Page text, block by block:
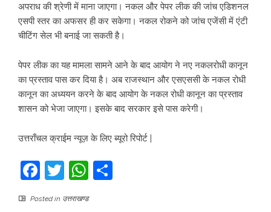
अपराध की श्रेणी में माना जाएगा। नकल और पेपर लीक की जांच एडिशनल
एसपी स्तर का अफसर ही कर सकेगा। नकल रोकने को जांच एजेंसी में एंटी
चीटिंग सेल भी बनाई जा सकती है।
पेपर लीक का यह मामला सामने आने के बाद आयोग ने नए नकलरोधी कानून
का प्रस्ताव पास कर दिया है। अब राजस्थान और एसएससी के नकल रोधी
कानून का अध्ययन करने के बाद आयोग के नकल रोधी कानून का प्रस्ताव
शासन को भेजा जाएगा। इसके बाद सरकार इसे पास करेगी।
उत्तराँचल क्राईम न्यूज़ के लिए ब्यूरो रिपोर्ट |
Facebook
TwitterWhatsApp
Posted in उत्तराखण्ड